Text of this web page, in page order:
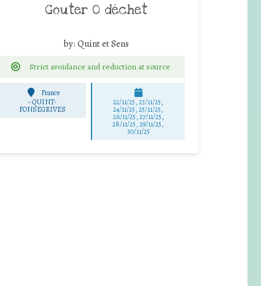
Gouter 0 déchet
by: Quint et Sens
Strict avoidance and reduction at source
France
-QUINT-
FONSEGRIVES
22/11/25,23/11/25,
24/11/25,25/11/25,
26/11/25,27/11/25,
28/11/25,29/11/25,
30/11/25